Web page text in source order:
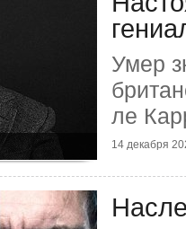
Умер
ле
14 декабря